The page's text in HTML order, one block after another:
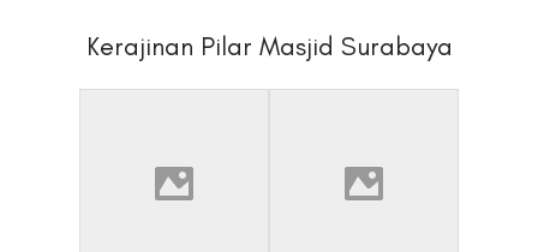
Kerajinan Pilar Masjid Surabaya